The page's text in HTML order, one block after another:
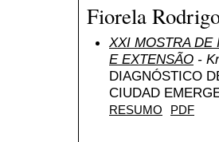
Fiorela
XXI MOSTRA DE
E EXTENSÃO -
DIAGNÓSTICO
CIUDAD
RESUMO PDF